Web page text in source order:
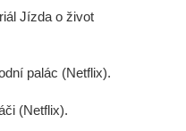
Jízda o život
palác (Netflix).
(Netflix).